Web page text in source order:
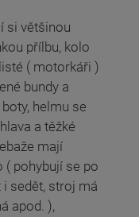
si většinou
přílbu, kolo
( motorkáři )
bundy a
helmu se
a těžké
mají
( pohybují se po
sedět, stroj má
apod. ),